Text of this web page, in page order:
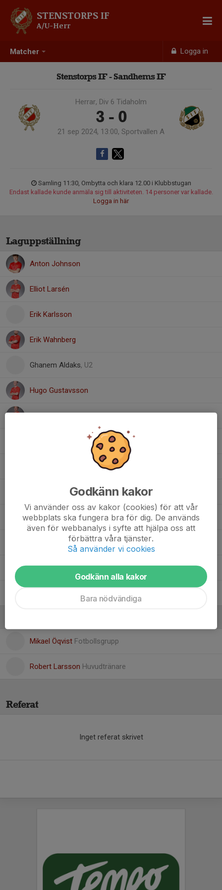
Matcher Logga in
STENSTORPS IF
A/U-Herr
Stenstorps IF - Sandhems IF
Herrar, Div 6 Tidaholm
3 - 0
21 sep 2024, 13:00, Sportvallen A
Samling 11:30, Ombytta och klara 12.00 i Klubbstugan
Endast kallade kunde anmäla sig till aktiviteten. 14 personer var kallade.
Logga in här
Laguppställning
Anton Johnson
Elliot Larsén
Erik Karlsson
Erik Wahnberg
Ghanem Aldaks, U2
Hugo Gustavsson
Jesper Andersson
Liam Sanfredsson
Marcus Marculescu
Noah Odh
Oscar Johnson
Mikael Öqvist Fotbollsgrupp
Robert Larsson Huvudtränare
Referat
Inget referat skrivet
Godkänn kakor
Vi använder oss av kakor (cookies) för att vår
webbplats ska fungera bra för dig. De används
även för webbanalys i syfte att hjälpa oss att
förbättra våra tjänster.
Så använder vi cookies
Godkänn alla kakor
Bara nödvändiga